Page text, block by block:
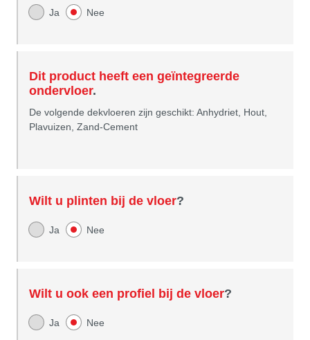
Ja Nee
Dit product heeft een geïntegreerde
ondervloer.
De volgende dekvloeren zijn geschikt: Anhydriet, Hout,
Plavuizen, Zand-Cement
Wilt u plinten bij de vloer?
Ja Nee
Wilt u ook een profiel bij de vloer?
Ja Nee